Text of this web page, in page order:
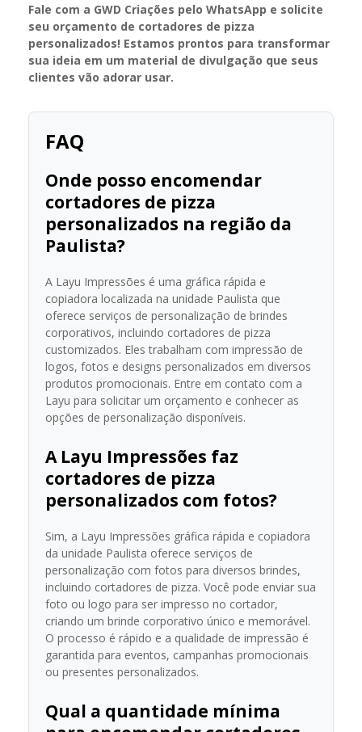
Fale com a GWD Criações pelo WhatsApp e solicite
seu orçamento de cortadores de pizza
personalizados! Estamos prontos para transformar
sua ideia em um material de divulgação que seus
clientes vão adorar usar.
FAQ
Onde posso encomendar
cortadores de pizza
personalizados na região da
Paulista?
A Layu Impressões é uma gráfica rápida e
copiadora localizada na unidade Paulista que
oferece serviços de personalização de brindes
corporativos, incluindo cortadores de pizza
customizados. Eles trabalham com impressão de
logos, fotos e designs personalizados em diversos
produtos promocionais. Entre em contato com a
Layu para solicitar um orçamento e conhecer as
opções de personalização disponíveis.
A Layu Impressões faz
cortadores de pizza
personalizados com fotos?
Sim, a Layu Impressões gráfica rápida e copiadora
da unidade Paulista oferece serviços de
personalização com fotos para diversos brindes,
incluindo cortadores de pizza. Você pode enviar sua
foto ou logo para ser impresso no cortador,
criando um brinde corporativo único e memorável.
O processo é rápido e a qualidade de impressão é
garantida para eventos, campanhas promocionais
ou presentes personalizados.
Qual a quantidade mínima